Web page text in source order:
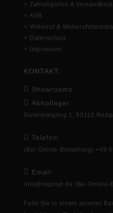
> Zahlunginfos &
> AGB
> Widerruf &
> Datenschutz
> Impressum
KONTAKT:
Showrooms
Abhollager:
Gutenbergring 1, 63110
Telefon:
(Bei Online-Bestellung) +49
Email:
info@sogood.de (Bei Online-
Falls Sie in einem unserer